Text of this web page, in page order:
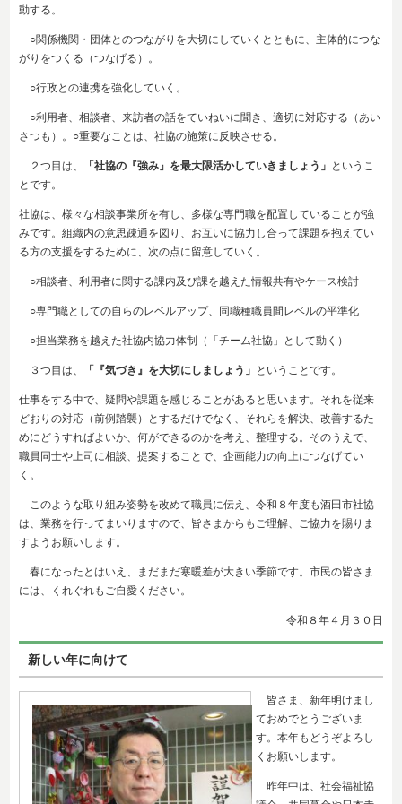
動する。
○関係機関・団体とのつながりを大切にしていくとともに、主体的につな
がりをつくる（つなげる）。
○行政との連携を強化していく。
○利用者、相談者、来訪者の話をていねいに聞き、適切に対応する（あい
さつも）。○重要なことは、社協の施策に反映させる。
２つ目は、 「社協の『強み』を最大限活かしていきましょう」 というこ
とです。
社協は、様々な相談事業所を有し、多様な専門職を配置していることが強
みです。組織内の意思疎通を図り、お互いに協力し合って課題を抱えてい
る方の支援をするために、次の点に留意していく。
○相談者、利用者に関する課内及び課を越えた情報共有やケース検討
○専門職としての自らのレベルアップ、同職種職員間レベルの平準化
○担当業務を越えた社協内協力体制（「チーム社協」として動く）
３つ目は、 「『気づき』を大切にしましょう」 ということです。
仕事をする中で、疑問や課題を感じることがあると思います。それを従来
どおりの対応（前例踏襲）とするだけでなく、それらを解決、改善するた
めにどうすればよいか、何ができるのかを考え、整理する。そのうえで、
職員同士や上司に相談、提案することで、企画能力の向上につなげてい
く。
このような取り組み姿勢を改めて職員に伝え、令和８年度も酒田市社協
は、業務を行ってまいりますので、皆さまからもご理解、ご協力を賜りま
すようお願いします。
春になったとはいえ、まだまだ寒暖差が大きい季節です。市民の皆さま
には、くれぐれもご自愛ください。
令和８年４ 月３０日
新しい年に向けて
皆さま、新年明けまし
ておめでとうございま
す。本年もどうぞよろし
くお願いします。
昨年中は、社会福祉協